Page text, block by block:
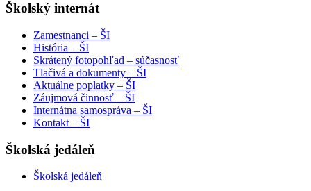
Školský internát
Zamestnanci – ŠI
História – ŠI
Skrátený fotopohľad – súčasnosť
Tlačivá a dokumenty – ŠI
Aktuálne poplatky – ŠI
Záujmová činnosť – ŠI
Internátna samospráva – ŠI
Kontakt – ŠI
Školská jedáleň
Školská jedáleň